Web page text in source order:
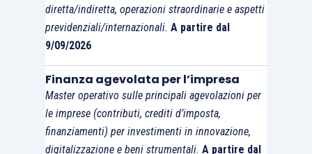
loro; ad esempio predisporre un piano che
preveda una strategia di crescita senza
tramite le quali si intende realizzare tale sviluppo
rende scarsamente coerente il piano. La
coerenza deve tra l’altro riguardare anche il
rapporto tra la strategia di risanamento e
diretta/indiretta, operazioni straordinarie e aspetti
previdenziali/internazionali. A partire dal
9/09/2026
Finanza agevolata per l’impresa
Master operativo sulle principali agevolazioni per
le imprese (contributi, crediti d’imposta,
finanziamenti) per investimenti in innovazione,
digitalizzazione e beni strumentali. A partire dal